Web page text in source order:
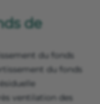
de
du fonds
du fonds
ventilation des